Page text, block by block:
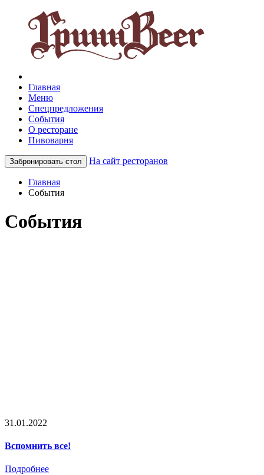
Главная
Меню
Спецпредложения
События
О ресторане
Пивоварня
Забронировать стол На сайт ресторанов
Главная
События
События
31.01.2022
Вспомнить все!
Подробнее